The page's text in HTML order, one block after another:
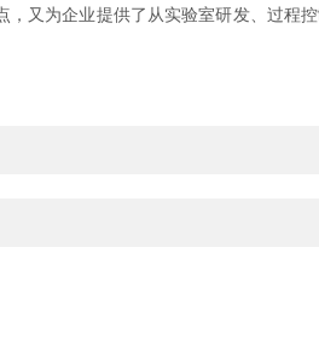
又为企业提供了从实验室研发、过程